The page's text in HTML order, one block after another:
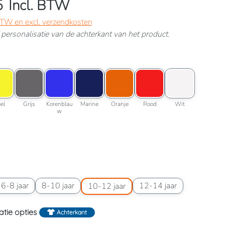
Incl. BTW
en excl. verzendkosten
van de achterkant van het product.
Geel
Kleuroptie: Grijs
Grijs
Kleuroptie: Korenblauw
Korenblau
w
Kleuroptie: Marine
Marine
Kleuroptie: Oranje
Oranje
Kleuroptie: Rood
Rood
Kleuroptie: Wit
Wit
jaar
6-8 jaar 6-8 jaar
8-10 jaar
Maatoptie: 8-10 jaar10-12 jaar
Maatoptie: 10-12 jaar12-14 jaar
Maatoptie: 12-14 jaar
opties Achterkant